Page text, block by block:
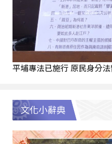
平埔專法已施行 原民身分
文化小辭典